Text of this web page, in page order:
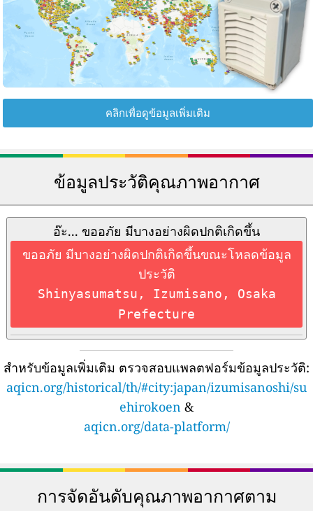
คลิกเพื่อดูข้อมูลเพิ่มเติม
ข้อมูลประวัติคุณภาพอากาศ
อ๊ะ... ขออภัย มีบางอย่างผิดปกติเกิดขึ้น
ขออภัย มีบางอย่างผิดปกติเกิดขึ้นขณะโหลดข้อมูล
ประวัติ
Shinyasumatsu, Izumisano, Osaka
Prefecture
สำหรับข้อมูลเพิ่มเติม ตรวจสอบแพลตฟอร์มข้อมูลประวัติ:
aqicn.org/historical/th/#city:japan/izumisanoshi/su
ehirokoen &
aqicn.org/data-platform/
การจัดอันดับคุณภาพอากาศตาม